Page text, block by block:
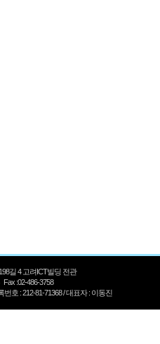
길 4 고려ICT빌딩 전관
Fax :02-486-3758
호 : 212-81-71368 / 대표자 : 이동진